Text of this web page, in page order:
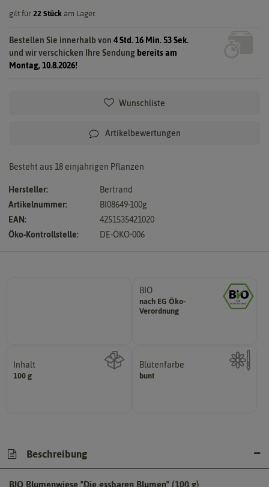
gilt für 22 Stück am Lager.
Bestellen Sie innerhalb von 4 Std. 16 Min. 52 Sek.
und wir verschicken Ihre Sendung bereits am
Montag, 10.8.2026!
Wunschliste
Artikelbewertungen
Besteht aus 18 einjährigen Pflanzen
Hersteller:
Bertrand
Artikelnummer:
BI08649-100g
EAN:
4251535421020
Öko-Kontrollstelle:
DE-ÖKO-006
BIO
nach EG Öko-
Verordnung
den Richtlinien der biologischen
Landwirtschaft arbeiten.
Inhalt
100 g
Blütenfarbe
bunt
Kann auch mehrfarbig sein.
Beschreibung
BIO Blumenwiese "Die essbaren Blumen" (100 g)